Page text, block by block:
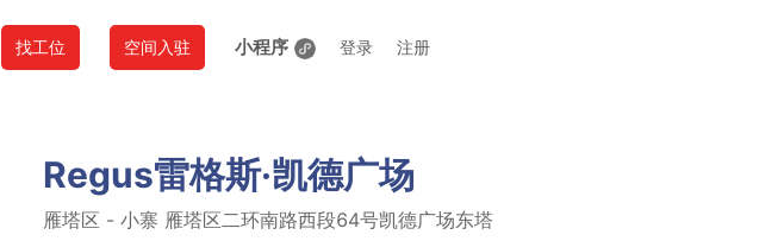
找工位 空间入驻 小程序 登录 注册
Regus雷格斯·凯德广场
雁塔区 - 小寨 雁塔区二环南路西段64号凯德广场东塔